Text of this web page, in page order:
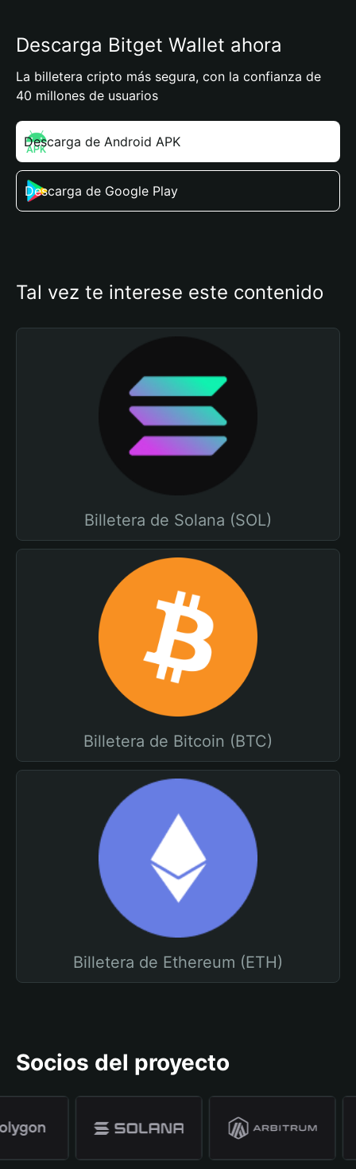
Descarga Bitget Wallet ahora
La billetera cripto más segura, con la confianza de
40 millones de usuarios
Descarga de Android APK
Descarga de Google Play
Tal vez te interese este contenido
Billetera de Solana (SOL)
Billetera de Bitcoin (BTC)
Billetera de Ethereum (ETH)
Socios del proyecto